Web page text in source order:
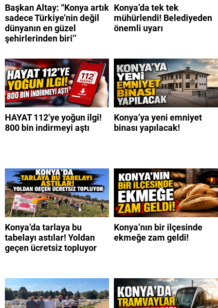
Başkan Altay: “Konya artık
sadece Türkiye’nin değil
dünyanın en güzel
şehirlerinden biri’’
Konya’da tek tek
mühürlendi! Belediyeden
önemli uyarı
HAYAT 112’ye yoğun ilgi!
800 bin indirmeyi aştı
Konya’ya yeni emniyet
binası yapılacak!
Konya’da tarlaya bu
tabelayı astılar! Yoldan
geçen ücretsiz topluyor
Konya’nın bir ilçesinde
ekmeğe zam geldi!